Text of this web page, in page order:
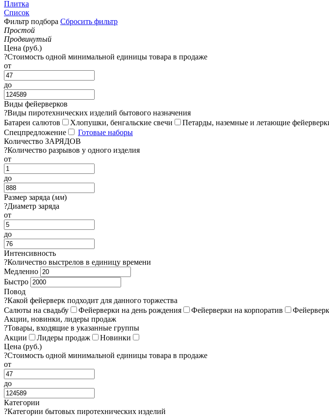
Плитка
Список
Фильтр подбора Сбросить фильтр
Простой
Продвинутый
Цена (руб.)
?Стоимость одной минимальной единицы товара в продаже
от
до
Виды фейерверков
?Виды пиротехнических изделий бытового назначения
Батареи салютов
Хлопушки, бенгальские свечи Петарды, наземные и летающие
Спецпредложение
Готовые наборы
Количество ЗАРЯДОВ
?Количество разрывов у одного изделия
от
до
Размер заряда (мм)
?Диаметр заряда
от
до
Интенсивность
?Количество выстрелов в единицу времени
Медленно
Быстро
Повод
?Какой фейерверк подходит для данного торжества
Салюты на свадьбу
Фейерверки на день рождения Фейерверки на корпоратив
Акции, новинки, лидеры продаж
?Товары, входящие в указанные группы
Акции
Лидеры продаж
Новинки
Цена (руб.)
?Стоимость одной минимальной единицы товара в продаже
от
до
Категории
?Категории бытовых пиротехнических изделий